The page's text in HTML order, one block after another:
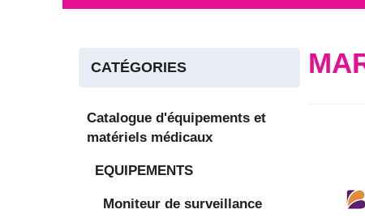
CATÉGORIES
Catalogue d'équipements et
matériels médicaux
EQUIPEMENTS
Moniteur de surveillance